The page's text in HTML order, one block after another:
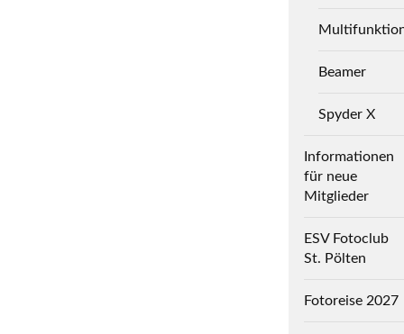
Beamer
Spyder X
Informationen
für neue
Mitglieder
ESV Fotoclub
St. Pölten
Fotoreise 2027